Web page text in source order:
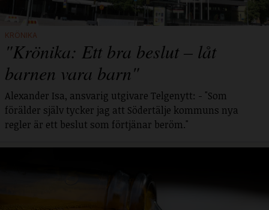
KRÖNIKA
"Krönika: Ett bra beslut – låt
barnen vara barn"
Alexander Isa, ansvarig utgivare Telgenytt: - "Som
förälder själv tycker jag att Södertälje kommuns nya
regler är ett beslut som förtjänar beröm."